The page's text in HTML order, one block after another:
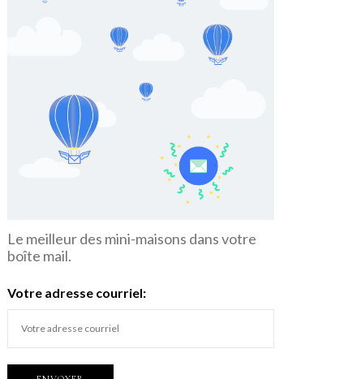
Le meilleur des mini-maisons dans votre
boîte mail.
Votre adresse courriel: